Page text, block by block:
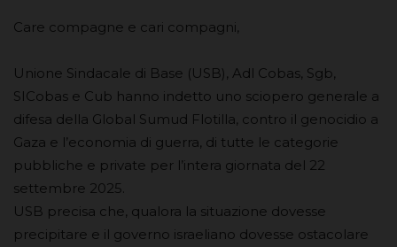
Care compagne e cari compagni,
Unione Sindacale di Base (USB), Adl Cobas, Sgb,
SICobas e Cub hanno indetto uno sciopero generale a
difesa della Global Sumud Flotilla, contro il genocidio a
Gaza e l’economia di guerra, di tutte le categorie
pubbliche e private per l’intera giornata del 22
settembre 2025.
USB precisa che, qualora la situazione dovesse
precipitare e il governo israeliano dovesse ostacolare